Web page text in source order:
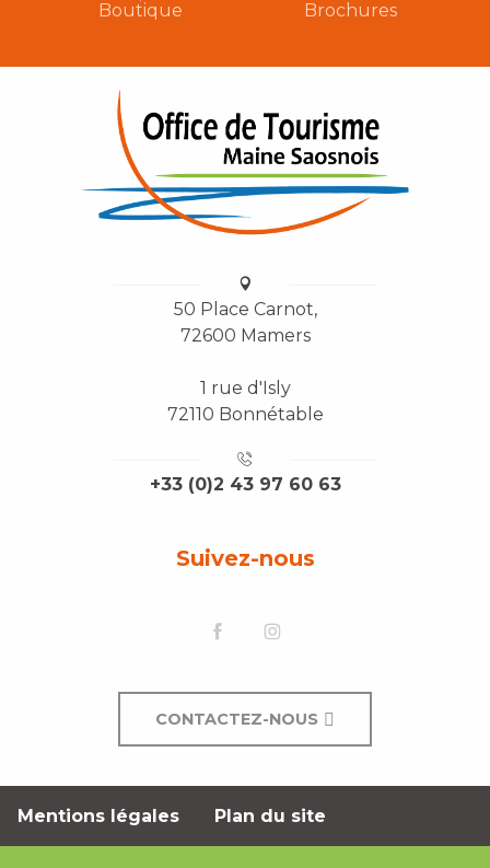
Boutique Brochures
50 Place Carnot,
72600 Mamers
1 rue d'Isly
72110 Bonnétable
+33 (0)2 43 97 60 63
Suivez-nous
CONTACTEZ-NOUS
Mentions légales Plan du site